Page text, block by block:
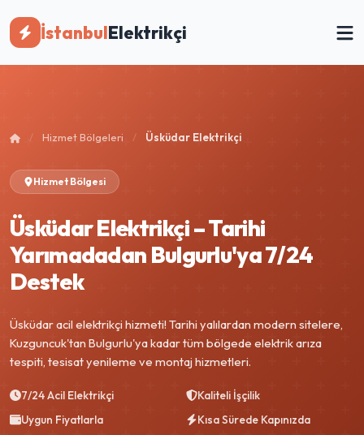
İstanbulElektrikçi
/ Hizmet Bölgeleri / Üsküdar Elektrikçi
Hizmet Bölgesi
Üsküdar Elektrikçi – Tarihi
Yarımadadan Bulgurlu'ya 7/24
Destek
Üsküdar acil elektrikçi hizmeti! Tarihi yalılardan modern sitelere,
Kuzguncuk'tan Bulgurlu'ya kadar tüm bölgede elektrik arıza
tespiti, tesisat yenileme ve montaj hizmetleri.
7/24 Acil Elektrikçi
Kaliteli İşçilik
Uygun Fiyatlarla
Kısa Sürede Kapınızda